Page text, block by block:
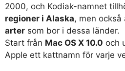
2000, och Kodiak-namnet
regioner i Alaska, men också
arter som bor i dessa länder.
Start från Mac OS X 10.0 och
Apple ett kattnamn för varje